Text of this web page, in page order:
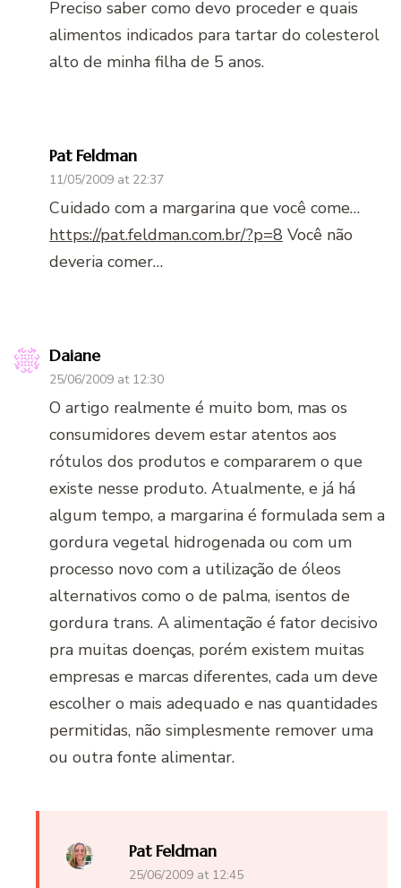
Preciso saber como devo proceder e quais
alimentos indicados para tartar do colesterol
alto de minha filha de 5 anos.
Pat Feldman
11/05/2009 at 22:37
Cuidado com a margarina que você come…
https://pat.feldman.com.br/?p=8 Você não
deveria comer…
Daiane
25/06/2009 at 12:30
O artigo realmente é muito bom, mas os
consumidores devem estar atentos aos
rótulos dos produtos e compararem o que
existe nesse produto. Atualmente, e já há
algum tempo, a margarina é formulada sem a
gordura vegetal hidrogenada ou com um
processo novo com a utilização de óleos
alternativos como o de palma, isentos de
gordura trans. A alimentação é fator decisivo
pra muitas doenças, porém existem muitas
empresas e marcas diferentes, cada um deve
escolher o mais adequado e nas quantidades
permitidas, não simplesmente remover uma
ou outra fonte alimentar.
Pat Feldman
25/06/2009 at 12:45